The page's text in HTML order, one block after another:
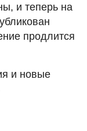
и теперь на
продлится
и новые